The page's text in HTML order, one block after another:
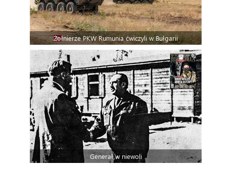
Żołnierze PKW Rumunia ćwiczyli w Bułgarii
Generał w niewoli